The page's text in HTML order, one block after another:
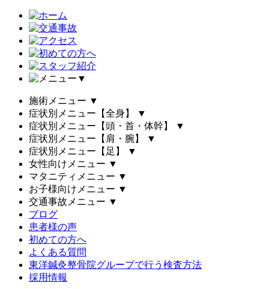
▼
施術メニュー ▼
症状別メニュー【全身】
▼
症状別メニュー【頭・首・体幹】
▼
症状別メニュー【肩・腕】
▼
症状別メニュー【足】
▼
女性向けメニュー ▼
マタニティメニュー ▼
お子様向けメニュー ▼
交通事故メニュー ▼
ブログ
患者様の声
初めての方へ
よくある質問
東洋鍼灸整骨院グループで行う検査方法
採用情報